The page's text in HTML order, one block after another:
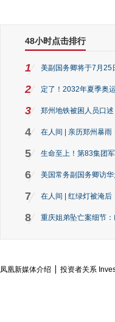
48小时点击排行
1 美副国务卿将于7月25
2 定了！2032年夏季奥
3 郑州地铁被困人员口
4 在人间 | 亲历郑州暴雨
5 生命至上！第83集团
6 美国常务副国务卿访
7 在人间 | 红绿灯被淹后
8 重庆姐弟坠亡案细节
凤凰新媒体介绍 投资者关系